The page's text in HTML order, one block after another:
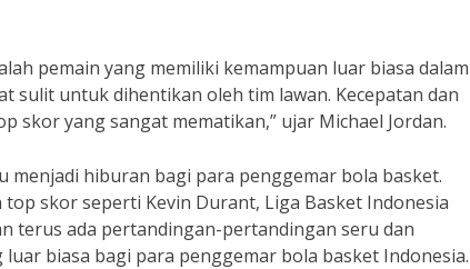
pemain yang memiliki kemampuan luar biasa dalam
sulit untuk dihentikan oleh tim lawan. Kecepatan dan
skor yang sangat mematikan,” ujar Michael Jordan.
menjadi hiburan bagi para penggemar bola basket.
skor seperti Kevin Durant, Liga Basket Indonesia
terus ada pertandingan-pertandingan seru dan
biasa bagi para penggemar bola basket Indonesia.